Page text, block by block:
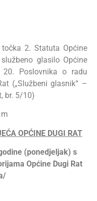
2. Statuta Općine
glasilo Općine
Poslovnika o radu
(„Službeni glasnik“ –
br. 5/10)
OPĆINE DUGI RAT
(ponedjeljak) s
Općine Dugi Rat